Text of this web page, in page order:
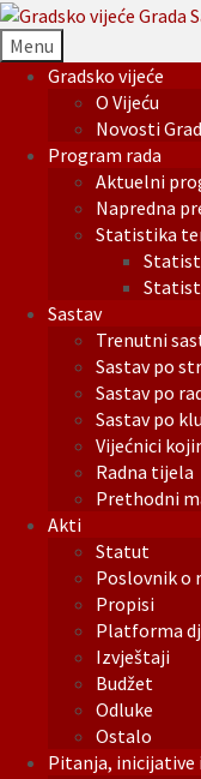
Menu
Gradsko vijeće
O Vijeću
Novosti
Program rada
Aktuelni
Napredna
Statistika
Sastav
Trenutni
Sastav po
Sastav po
Sastav po
Vijećnici
Radna tijela
Prethodni
Akti
Statut
Poslovnik o
Propisi
Platforma
Izvještaji
Budžet
Odluke
Ostalo
Pitanja, inicijative